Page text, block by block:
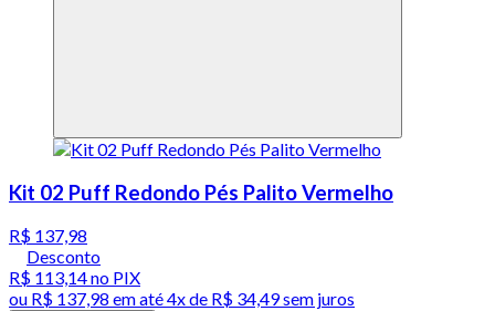
Kit 02 Puff Redondo Pés Palito Vermelho
R$ 137,98
Desconto
R$ 113,14no PIX
ou R$ 137,98 em até4x de R$ 34,49 sem juros